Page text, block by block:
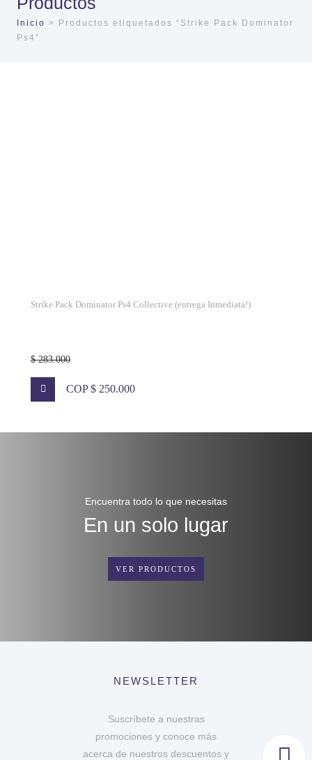
Inicio > Productos etiquetados “Strike Pack Dominator
Ps4”
Strike Pack Dominator Ps4 Collective (entrega Inmediata!)
$ 283.000
COP $ 250.000
Encuentra todo lo que necesitas
En un solo lugar
VER PRODUCTOS
NEWSLETTER
Suscríbete a nuestras
promociones y conoce más
acerca de nuestros descuentos y